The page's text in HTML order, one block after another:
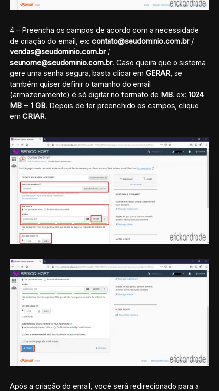
4 – Preencha os campos de acordo com a necessidade
de criação do email, ex: contato@seudominio.com.br/
vendas@seudominio.com.br/
seunome@seudominio.com.br. Caso queira que o sistema
gere uma senha segura, basta clicar em GERAR, se
também quiser definir o tamanho do email
(armazenamento) é só digitar no formato de MB. ex: 1024
MB = 1 GB. Depois de ter preenchido os campos, clique
em CRIAR.
Após a criação do email, você será redirecionado para a